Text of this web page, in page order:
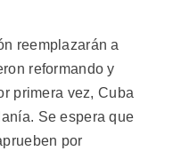
reemplazarán a
reformando y
primera vez, Cuba
Se espera que
por